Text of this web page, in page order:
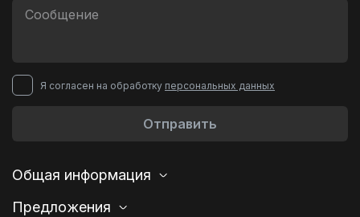
Я согласен на обработку персональных данных
Отправить
Общая информация
Предложения